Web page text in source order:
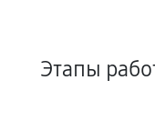
Этапы